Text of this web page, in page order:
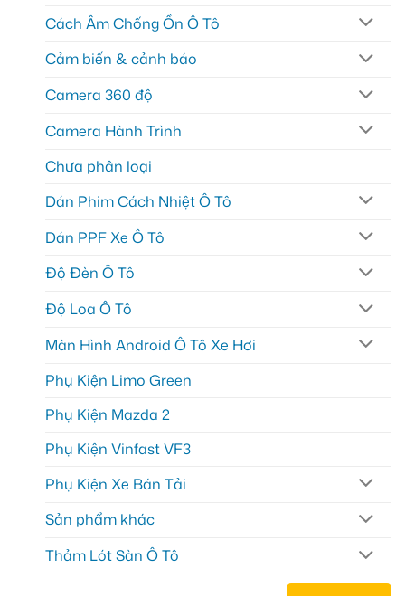
Cách Âm Chống Ồn Ô Tô
Cảm biến & cảnh báo
Camera 360 độ
Camera Hành Trình
Chưa phân loại
Dán Phim Cách Nhiệt Ô Tô
Dán PPF Xe Ô Tô
Độ Đèn Ô Tô
Độ Loa Ô Tô
Màn Hình Android Ô Tô Xe Hơi
Phụ Kiện Limo Green
Phụ Kiện Mazda 2
Phụ Kiện Vinfast VF3
Phụ Kiện Xe Bán Tải
Sản phẩm khác
Thảm Lót Sàn Ô Tô